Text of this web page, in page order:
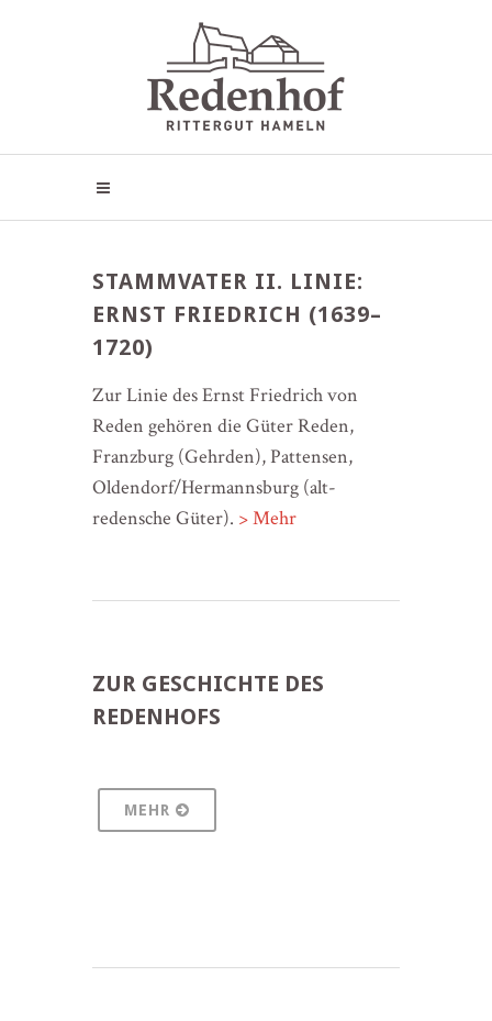
STAMMVATER II. LINIE:
ERNST FRIEDRICH (1639–
1720)
Zur Linie des Ernst Friedrich von
Reden gehören die Güter Reden,
Franzburg (Gehrden), Pattensen,
Oldendorf/Hermannsburg (alt-
redensche Güter). > Mehr
ZUR GESCHICHTE DES
REDENHOFS
MEHR